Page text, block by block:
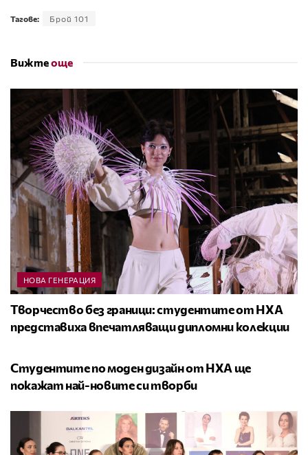
Тагове: Брой 101
Вижтеоще
НОВА ГЕНЕРАЦИЯ
Творчество без граници: студентите от НХА
представиха впечатляващи дипломни колекции
Студентите по моден дизайн от НХА ще
покажат най-новите си творби